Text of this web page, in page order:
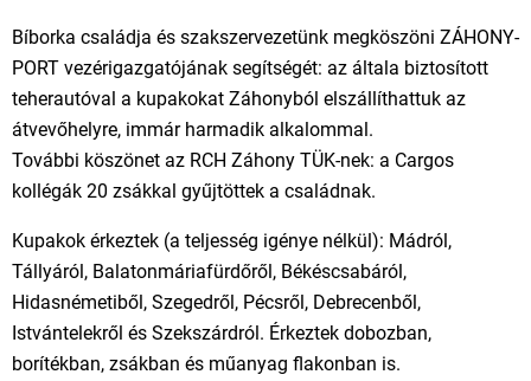
Bíborka családja és szakszervezetünk megköszöni ZÁHONY-
PORT vezérigazgatójának segítségét: az általa biztosított
teherautóval a kupakokat Záhonyból elszállíthattuk az
átvevőhelyre, immár harmadik alkalommal.
További köszönet az RCH Záhony TÜK-nek: a Cargos
kollégák 20 zsákkal gyűjtöttek a családnak.
Kupakok érkeztek (a teljesség igénye nélkül): Mádról,
Tállyáról, Balatonmáriafürdőről, Békéscsabáról,
Hidasnémetiből, Szegedről, Pécsről, Debrecenből,
Istvántelekről és Szekszárdról. Érkeztek dobozban,
borítékban, zsákban és műanyag flakonban is.